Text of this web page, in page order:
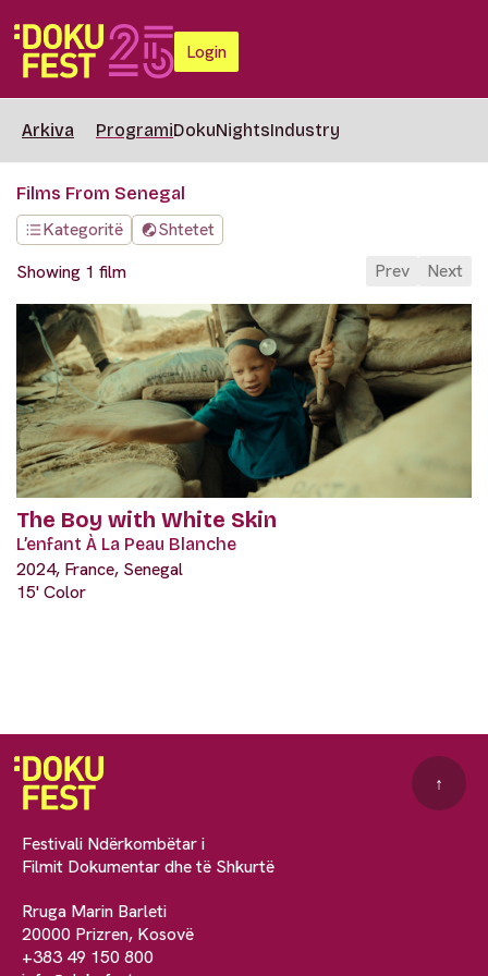
Login
Arkiva ProgramiDokuNightsIndustry
Films From Senegal
Kategoritë
Shtetet
Showing 1 film
Prev Next
The Boy with White Skin
L’enfant À La Peau Blanche
2024, France, Senegal
15' Color
Festivali Ndërkombëtar i
Filmit Dokumentar dhe të Shkurtë
Rruga Marin Barleti
20000 Prizren, Kosovë
+383 49 150 800
↑